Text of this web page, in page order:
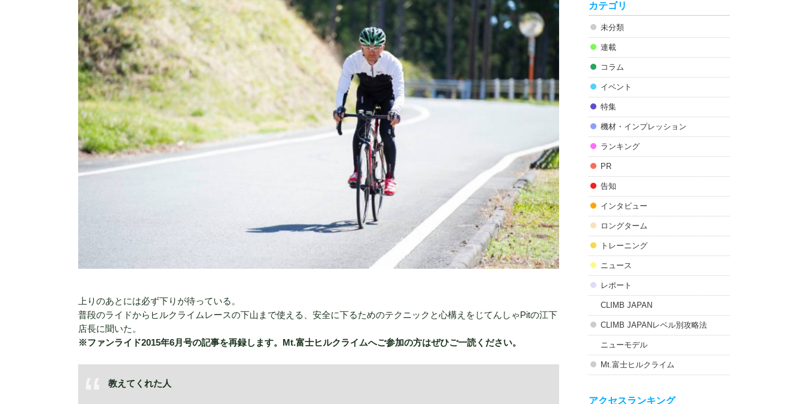
上りのあとには必ず下りが待っている。
普段のライドからヒルクライムレースの下山まで使える、安全に下るためのテクニックと心構えをじてんしゃPitの江下
店長に聞いた。
※ファンライド2015年6月号の記事を再録します。Mt.富士ヒルクライムへご参加の方はぜひご一読ください。
教えてくれた人
カテゴリ
未分類
連載
コラム
イベント
特集
機材・インプレッション
ランキング
PR
告知
インタビュー
ロングターム
トレーニング
ニュース
レポート
CLIMB JAPAN
CLIMB JAPANレベル別攻略法
ニューモデル
Mt.富士ヒルクライム
アクセスランキング